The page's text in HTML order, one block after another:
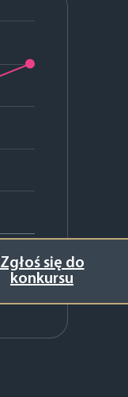
Zgłoś się do
konkursu